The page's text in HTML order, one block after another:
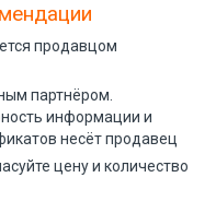
продавцом
партнёром.
информации и
несёт продавец
цену и количество